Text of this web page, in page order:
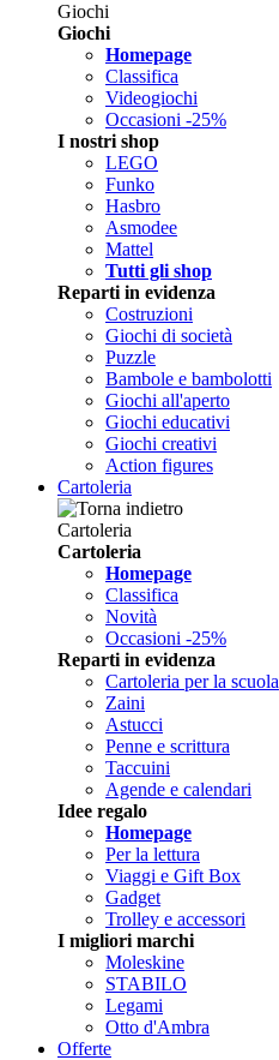
Giochi
Giochi
Homepage
Classifica
Videogiochi
Occasioni -25%
I nostri shop
LEGO
Funko
Hasbro
Asmodee
Mattel
Tutti gli shop
Reparti in evidenza
Costruzioni
Giochi di società
Puzzle
Bambole e bambolotti
Giochi all'aperto
Giochi educativi
Giochi creativi
Action figures
Cartoleria
Cartoleria
Cartoleria
Homepage
Classifica
Novità
Occasioni -25%
Reparti in evidenza
Cartoleria per la scuola
Zaini
Astucci
Penne e scrittura
Taccuini
Agende e calendari
Idee regalo
Homepage
Per la lettura
Viaggi e Gift Box
Gadget
Trolley e accessori
I migliori marchi
Moleskine
STABILO
Legami
Otto d'Ambra
Offerte